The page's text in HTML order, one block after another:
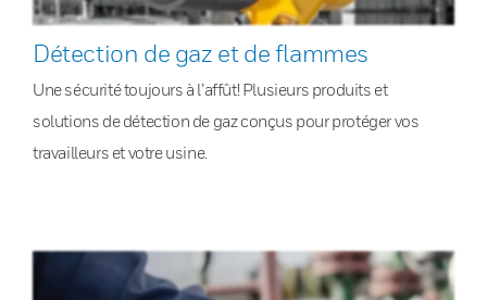
Détection de gaz et de flammes
Une sécurité toujours à l’affût! Plusieurs produits et
solutions de détection de gaz conçus pour protéger vos
travailleurs et votre usine.